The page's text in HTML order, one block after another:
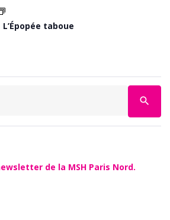
taboue
search
de la MSH Paris Nord.